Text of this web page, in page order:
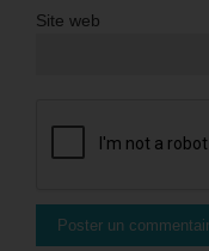
Site web